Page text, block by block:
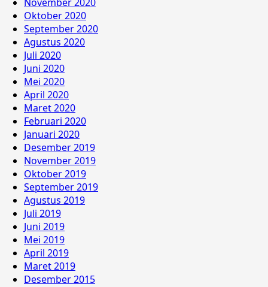
Oktober 2020
September 2020
Agustus 2020
Juli 2020
Juni 2020
Mei 2020
April 2020
Maret 2020
Februari 2020
Januari 2020
Desember 2019
November 2019
Oktober 2019
September 2019
Agustus 2019
Juli 2019
Juni 2019
Mei 2019
April 2019
Maret 2019
Desember 2015